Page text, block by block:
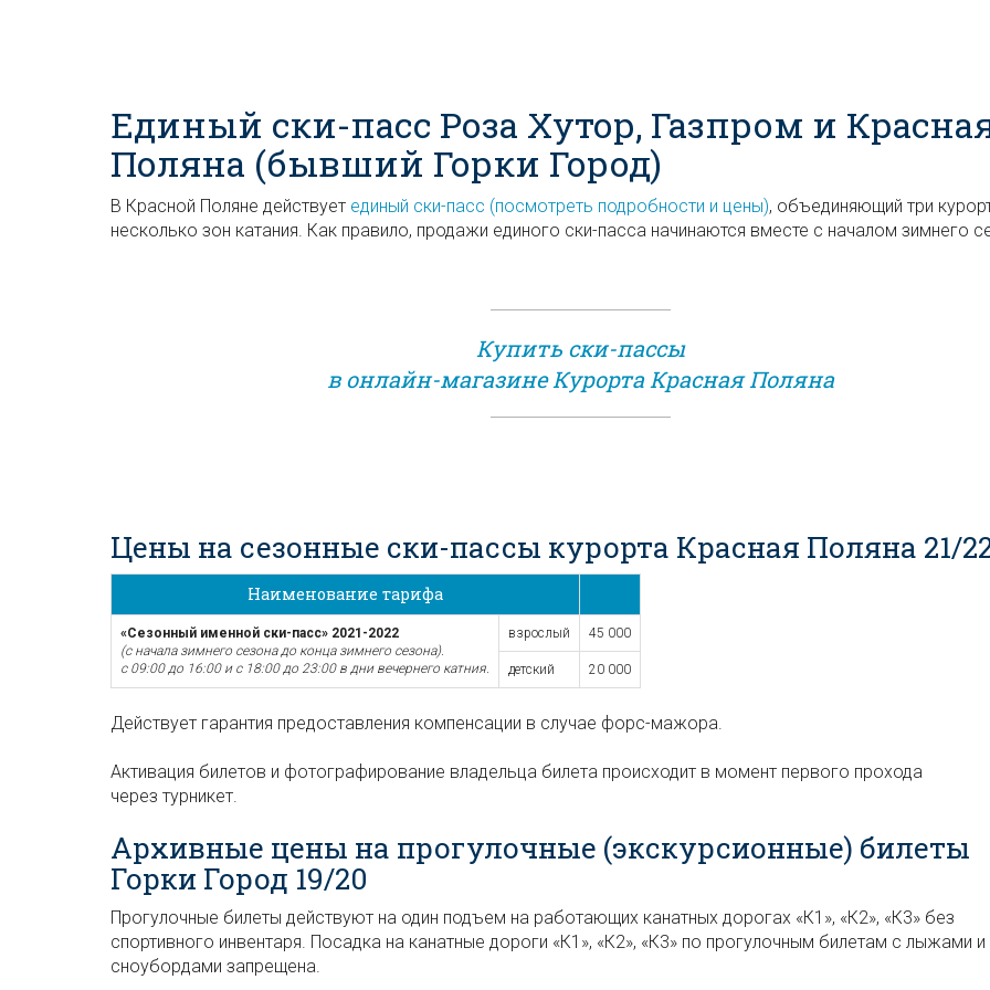
Единый ски-пасс Роза Хутор, Газпром и
Поляна (бывший Горки Город)
В Красной Поляне действует единый ски-пасс (посмотреть подробности и цены), объединяющий три
несколько зон катания. Как правило, продажи единого ски-пасса начинаются вместе с началом зимнего
Купить ски-пассы
в онлайн-магазине Курорта Красная Поляна
Цены на сезонные ски-пассы курорта Красная Поляна 21/
Наименование тарифа
«Сезонный именной ски-пасс» 2021-2022
(с начала зимнего сезона до конца зимнего сезона).
с 09:00 до 16:00 и с 18:00 до 23:00 в дни вечернего катния.
взрослый 45 000
детский 20 000
Действует гарантия предоставления компенсации в случае форс-мажора.
Активация билетов и фотографирование владельца билета происходит в момент первого прохода
через турникет.
Архивные цены на прогулочные (экскурсионные) билеты
Горки Город 19/20
Прогулочные билеты действуют на один подъем на работающих канатных дорогах «К1», «К2», «К3» без
спортивного инвентаря. Посадка на канатные дороги «К1», «К2», «К3» по прогулочным билетам с лыжами и
сноубордами запрещена.